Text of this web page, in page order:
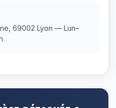
69002 Lyon — Lun–